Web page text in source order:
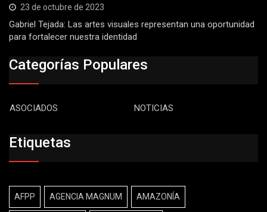
23 de octubre de 2023
Gabriel Tejada: Las artes visuales representan una oportunidad
para fortalecer nuestra identidad
Categorías Populares
ASOCIADOS NOTICIAS
Etiquetas
AFPP AGENCIA MAGNUM AMAZONÍA